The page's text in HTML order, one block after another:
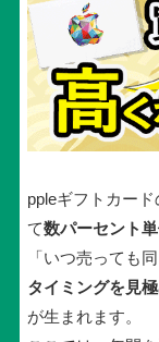
ppleギフトカー
て数パーセント
「いつ売っても
タイミングを見
が生まれます。